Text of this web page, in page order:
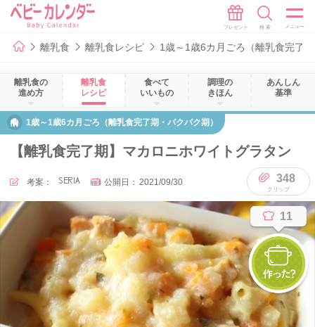
離乳食 離乳食レシピ 1歳～1歳6カ月ごろ（離乳食完了
離乳食の
進め方
離乳食
レシピ
食べて
いいもの
調理の
きほん
あんしん
基準
1歳～1歳6カ月ごろ（離乳食完了期・パクパク期）
【離乳食完了期】マカロニホワイトグラタン
考案： SERIA 公開日： 2021/09/30 348
11